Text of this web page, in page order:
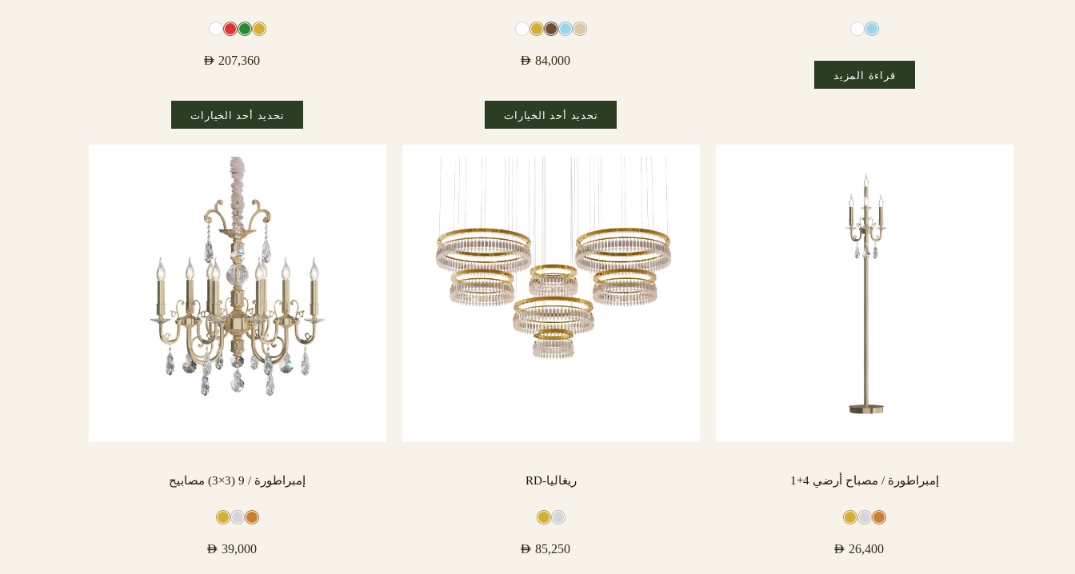
قراءة المزيد
AED 84,000
تحديد أحد الخيارات
AED 207,360
تحديد أحد الخيارات
إمبراطورة / مصباح أرضي 4+1
AED 26,400
ريغاليا-RD
AED 85,250
إمبراطورة / 9 (3×3) مصابيح
AED 39,000